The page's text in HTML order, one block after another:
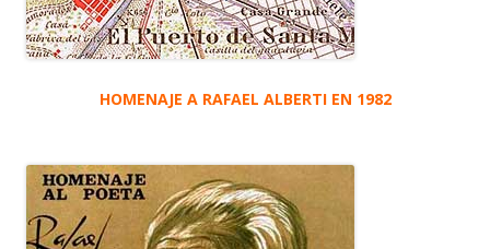
HOMENAJE A RAFAEL ALBERTI EN 1982